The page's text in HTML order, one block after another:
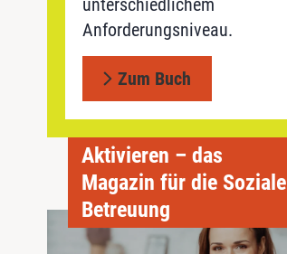
Anforderungsniveau.
Zum Buch
Aktivieren – das
Magazin für die Soziale
Betreuung